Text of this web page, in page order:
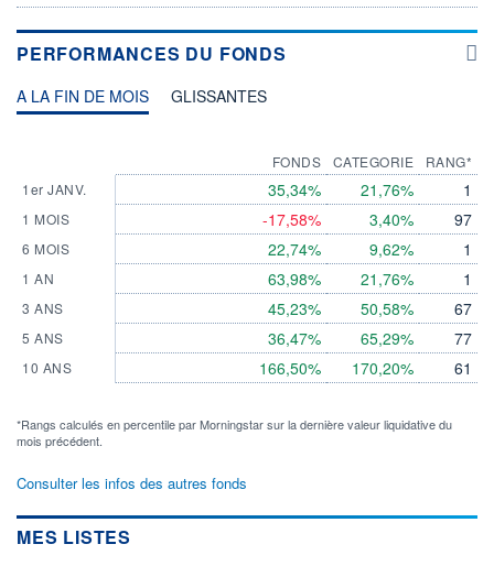
PERFORMANCES DU FONDS
A LA FIN DE MOIS GLISSANTES
1er JANV.
1 MOIS
6 MOIS
1 AN
3 ANS
5 ANS
10 ANS
FONDS
35,34%
-17,58%
22,74%
63,98%
45,23%
36,47%
166,50%
CATEGORIE
21,76%
3,40%
9,62%
21,76%
50,58%
65,29%
170,20%
RANG*
1
97
1
1
67
77
61
*Rangs calculés en percentile par Morningstar sur la dernière valeur liquidative du
mois précédent.
Consulter les infos des autres fonds
MES LISTES